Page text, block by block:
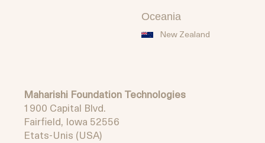
Oceania
New Zealand
Maharishi Foundation Technologies
1900 Capital Blvd.
Fairfield, Iowa 52556
Etats-Unis (USA)